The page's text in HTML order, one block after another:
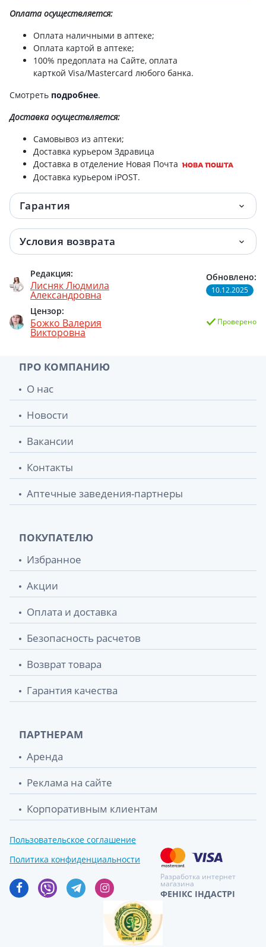
Оплата осуществляется:
Оплата наличными в аптеке;
Оплата картой в аптеке;
100% предоплата на Сайте, оплата
карткой Visa/Mastercard любого банка.
Смотреть подробнее.
Доставкаосуществляется:
Самовывоз из аптеки;
Доставка курьером Здравица
Доставка в отделение Новая Почта
Доставка курьером iPOST.
Гарантия
Условия возврата
Редакция:
Лисняк Людмила
Александровна
Цензор:
Божко Валерия
Викторовна
Обновлено:
10.12.2025
Проверено
ПРО КОМПАНИЮ
О нас
Новости
Вакансии
Контакты
Аптечные заведения-партнеры
ПОКУПАТЕЛЮ
Избранное
Акции
Оплата и доставка
Безопасность расчетов
Возврат товара
Гарантия качества
ПАРТНЕРАМ
Аренда
Реклама на сайте
Корпоративным клиентам
Пользовательское соглашение
Политика конфиденциальности
Разработка интернет
магазина
ФЕНІКС ІНДАСТРІ